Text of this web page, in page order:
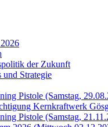
der Zukunft
und Strategie
Pistole (Samstag,
Kernkraftwerk
Pistole (Samstag,